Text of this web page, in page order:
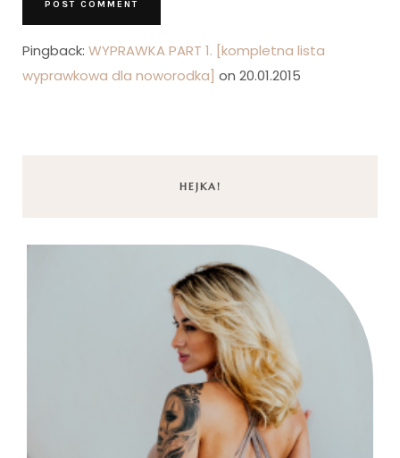
Pingback: WYPRAWKA PART 1. [kompletna lista
wyprawkowa dla noworodka] on 20.01.2015
HEJKA!